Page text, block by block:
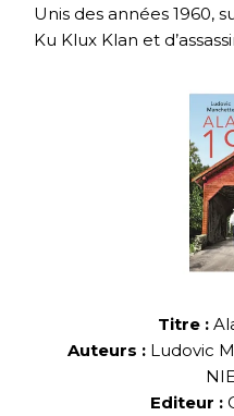
Unis des années 1960,
Ku Klux Klan et
Titre :
Auteurs : Ludovic
Editeur :